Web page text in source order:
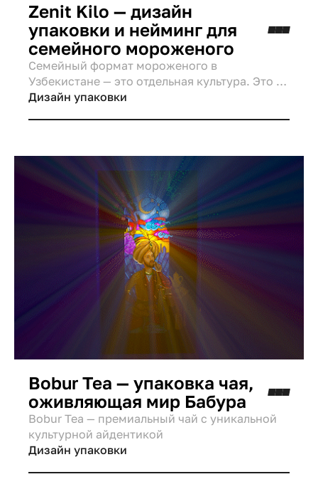
Zenit Kilo — дизайн
упаковки и нейминг для
семейного мороженого
Семейный формат мороженого в
Узбекистане — это отдельная культура. Это не
просто десерт, это стратегический запас для
превратив народное название в сильный
упаковку для других линеек Zenit (
Посмотреть кейс здесь ).
Дизайн упаковки
Bobur Tea — упаковка чая,
оживляющая мир Бабура
Bobur Tea — премиальный чай с уникальной
культурной айдентикой
Дизайн упаковки